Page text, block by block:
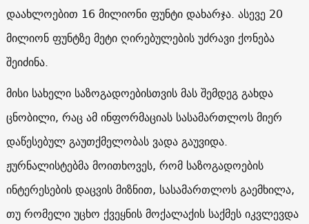
დაახლოებით 16 მილიონი ფუნტი დახარჯა. ასევე 20
მილიონ ფუნტზე მეტი ღირებულების უძრავი ქონება
შეიძინა.
მისი სახელი საზოგადოებისთვის მას შემდეგ გახდა
ცნობილი, რაც ამ ინფორმაციას სასამართლოს მიერ
დაწესებულ გაუთქმელობას ვადა გაუვიდა.
ჟურნალისტებმა მოითხოვეს, რომ საზოგადოების
ინტერესების დაცვის მიზნით, სასამართლოს გაემხილა,
თუ რომელი უცხო ქვეყნის მოქალაქის საქმეს იკვლევდა